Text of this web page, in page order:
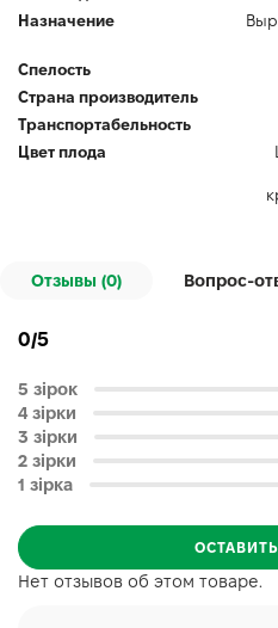
Назначение
Спелость
Страна производитель
Транспортабельность
Цвет плода
Отзывы (0) Вопрос-
Нет отзывов об этом товаре.
0/5
5 зірок
4 зірки
3 зірки
2 зірки
1 зірка